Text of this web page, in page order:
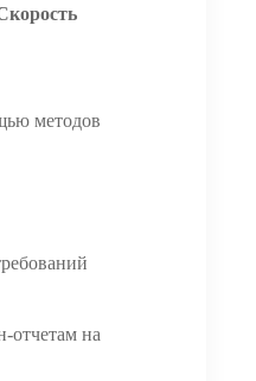
методов
отчетам на